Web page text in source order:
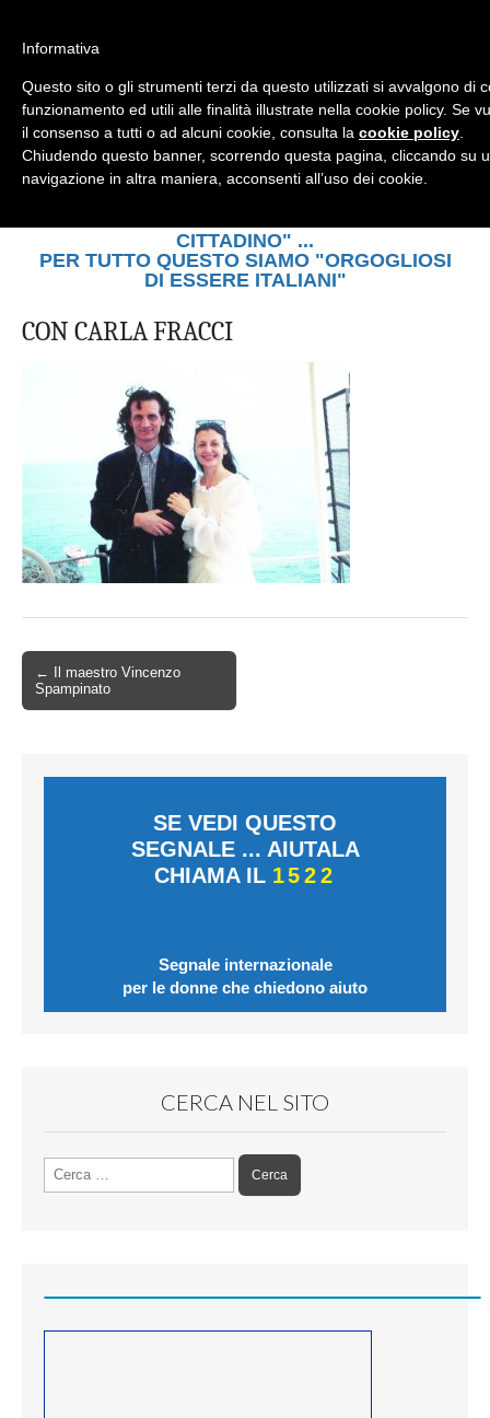
Mondo Italiano nel Mondo
LE INTERVISTE SONO AGLI ITALIANI CHE
RICOPRONO RUOLI ISTITUZIONALI, A
CITTADINO" ...
PER TUTTO QUESTO SIAMO "ORGOGLIOSI
DI ESSERE ITALIANI"
CON CARLA FRACCI
← Il maestro Vincenzo
Spampinato
SE VEDI QUESTO
SEGNALE ... AIUTALA
CHIAMA IL 1522
Segnale internazionale
per le donne che chiedono aiuto
CERCA NEL SITO
Informativa
Questo sito o gli strumenti terzi da questo utilizzati si avvalgono di
funzionamento ed utili alle finalità illustrate nella cookie policy. Se
il consenso a tutti o ad alcuni cookie, consulta la cookie policy
Chiudendo questo banner, scorrendo questa pagina, cliccando su
navigazione in altra maniera, acconsenti all’uso dei cookie.